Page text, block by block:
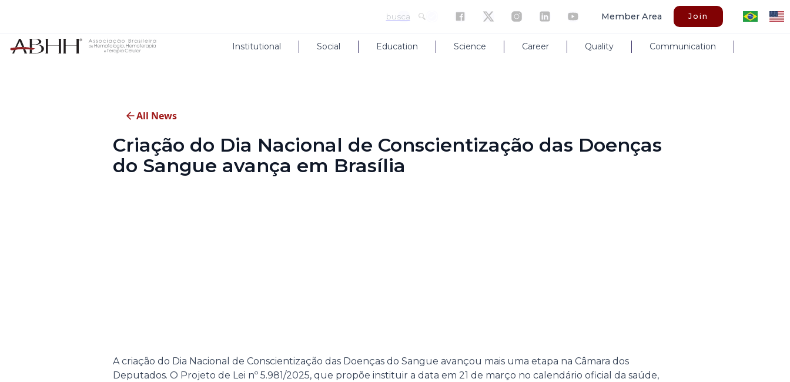
busca Member Area Join
Institutional Social Education Science Career Quality Communication
All News
Criação do Dia Nacional de Conscientização das Doenças
do Sangue avança em Brasília
A criação do Dia Nacional de Conscientização das Doenças do Sangue avançou mais uma etapa na Câmara dos
Deputados. O Projeto de Lei nº 5.981/2025, que propõe instituir a data em 21 de março no calendário oficial da saúde,